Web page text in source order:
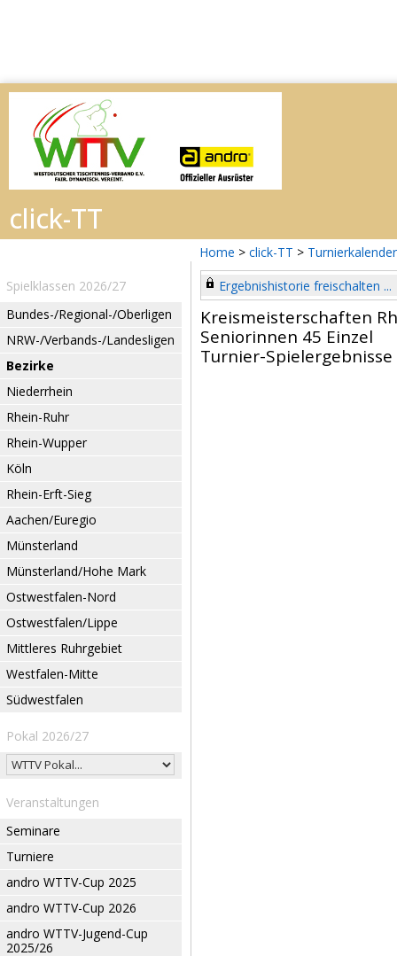
Home > click-TT > Turnierkalender
Spielklassen 2026/27
Bundes-/Regional-/Oberligen
NRW-/Verbands-/Landesligen
Bezirke
Niederrhein
Rhein-Ruhr
Rhein-Wupper
Köln
Rhein-Erft-Sieg
Aachen/Euregio
Münsterland
Münsterland/Hohe Mark
Ostwestfalen-Nord
Ostwestfalen/Lippe
Mittleres Ruhrgebiet
Westfalen-Mitte
Südwestfalen
Pokal 2026/27
Veranstaltungen
Seminare
Turniere
andro WTTV-Cup 2025
andro WTTV-Cup 2026
andro WTTV-Jugend-Cup
2025/26
Ergebnishistorie freischalten ...
Kreismeisterschaften
Seniorinnen 45 Einzel
Turnier-Spielergebnisse